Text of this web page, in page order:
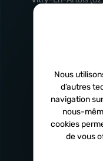
rapide
Sous 24h à 48h
Satisfait
Nous
d’autres
navigation
nous-
cookies
de vous